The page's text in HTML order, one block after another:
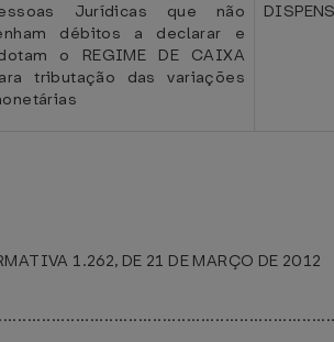
Jurídicas que não
débitos a declarar e
o REGIME DE CAIXA
tributação das variações
1.262, DE 21 DE MARÇO DE 2012